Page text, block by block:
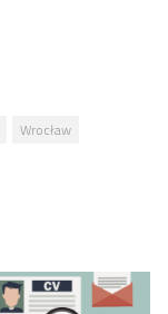
Wrocław